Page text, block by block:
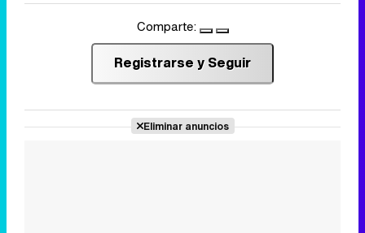
Comparte:
Registrarse y Seguir
Eliminar anuncios